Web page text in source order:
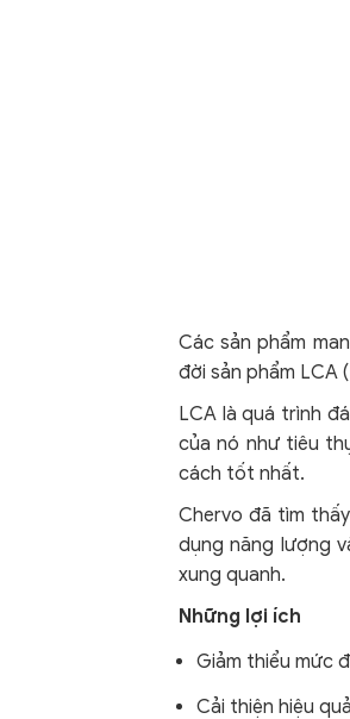
Các sản phẩm
đời sản phẩm LCA
LCA là quá trình
của nó như tiêu
cách tốt nhất.
Chervo đã tìm
dụng năng lượng
xung quanh.
Những lợi ích
Giảm thiểu mức
Cải thiện hiệu